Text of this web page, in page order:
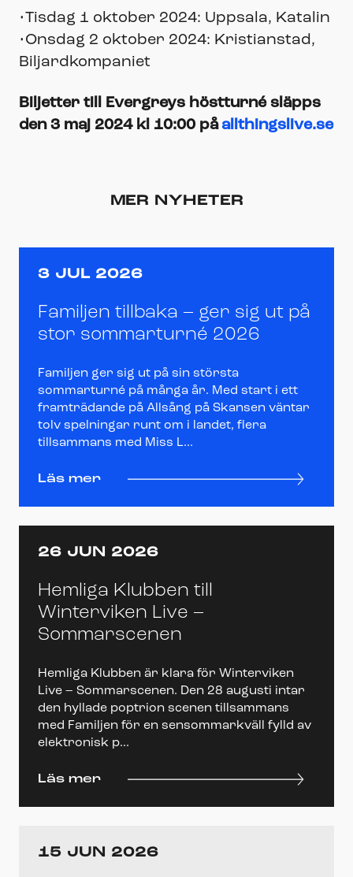
•Tisdag 1 oktober 2024: Uppsala, Katalin
•Onsdag 2 oktober 2024: Kristianstad,
Biljardkompaniet
Biljetter till Evergreys höstturné släpps
den 3 maj 2024 kl 10:00 påallthingslive.se
MER NYHETER
3 JUL 2026
Familjen tillbaka – ger sig ut på
stor sommarturné 2026
Familjen ger sig ut på sin största
sommarturné på många år. Med start i ett
framträdande på Allsång på Skansen väntar
tolv spelningar runt om i landet, flera
tillsammans med Miss L...
Läs mer
26 JUN 2026
Hemliga Klubben till
Winterviken Live –
Sommarscenen
Hemliga Klubben är klara för Winterviken
Live – Sommarscenen. Den 28 augusti intar
den hyllade poptrion scenen tillsammans
med Familjen för en sensommarkväll fylld av
elektronisk p...
Läs mer
15 JUN 2026